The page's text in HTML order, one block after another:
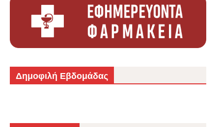
Δημοφιλή Εβδομάδας